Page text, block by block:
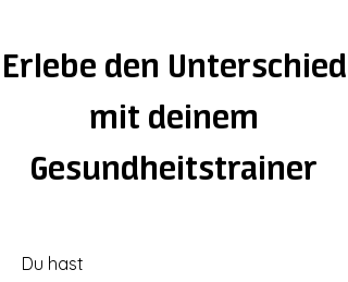
Erlebe den Unterschied
mit deinem
Gesundheitstrainer
Du hast